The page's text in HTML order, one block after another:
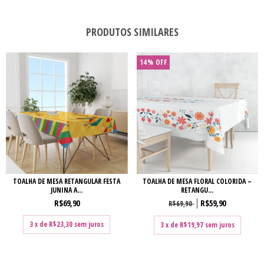
PRODUTOS SIMILARES
TOALHA DE MESA RETANGULAR FESTA
JUNINA A...
R$69,90
3x de R$23,30 sem juros
14% OFF
TOALHA DE MESA FLORAL COLORIDA –
RETANGU...
R$69,90
R$59,90
3x de R$19,97 sem juros